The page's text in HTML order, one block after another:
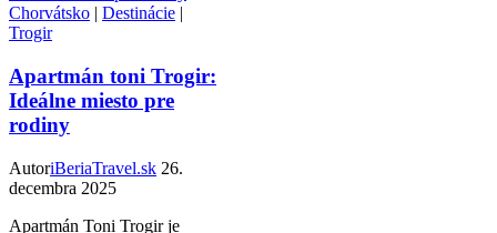
Chorvátsko | Destinácie |
Trogir
Apartmán toni Trogir:
Ideálne miesto pre
rodiny
AutoriBeriaTravel.sk 26.
decembra 2025
Apartmán Toni Trogir je